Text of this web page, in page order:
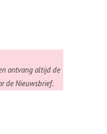
ontvang altijd de
de Nieuwsbrief.